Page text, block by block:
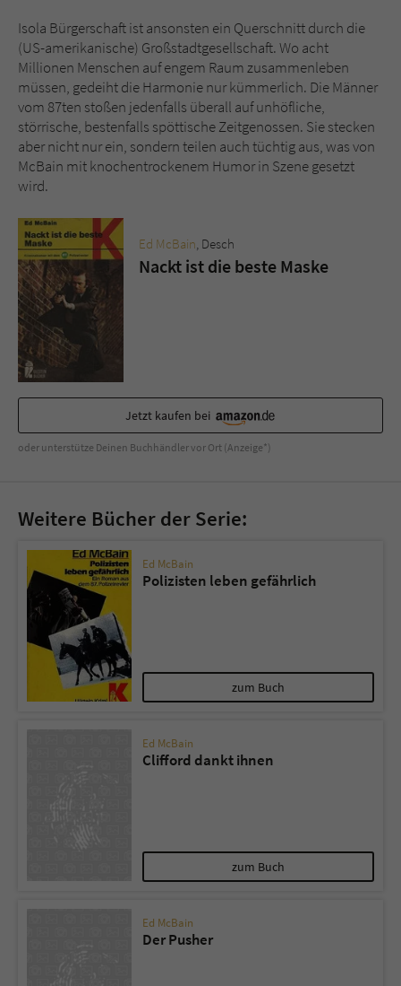
Isola Bürgerschaft ist ansonsten ein Querschnitt durch die
(US-amerikanische) Großstadtgesellschaft. Wo acht
Millionen Menschen auf engem Raum zusammenleben
müssen, gedeiht die Harmonie nur kümmerlich. Die Männer
vom 87ten stoßen jedenfalls überall auf unhöfliche,
störrische, bestenfalls spöttische Zeitgenossen. Sie stecken
aber nicht nur ein, sondern teilen auch tüchtig aus, was von
McBain mit knochentrockenem Humor in Szene gesetzt
wird.
Ed McBain, Desch
Nackt ist die beste Maske
Jetzt kaufen bei
oder unterstütze Deinen Buchhändler vor Ort (Anzeige*)
Weitere Bücher der Serie:
Ed McBain
Polizisten leben gefährlich
zum Buch
Ed McBain
Clifford dankt ihnen
zum Buch
Ed McBain
Der Pusher